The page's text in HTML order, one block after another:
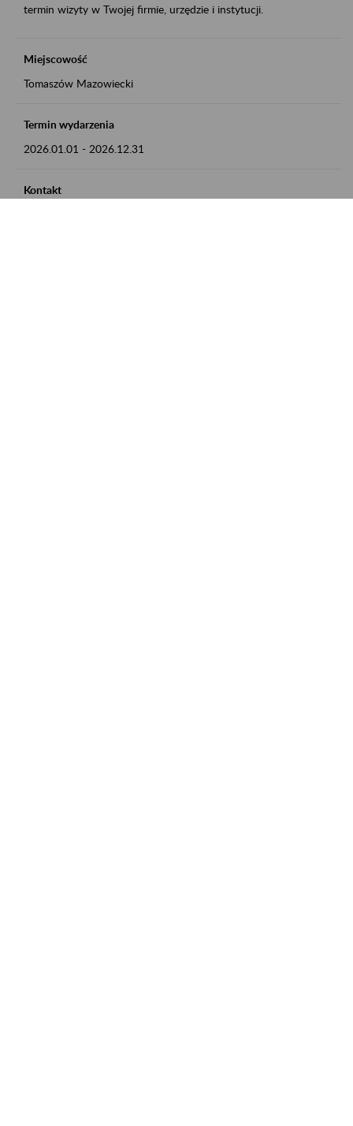
termin wizyty w Twojej firmie, urzędzie i instytucji.
Miejscowość
Tomaszów Mazowiecki
Termin wydarzenia
2026.01.01 - 2026.12.31
Kontakt